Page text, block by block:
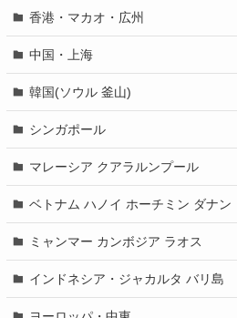
香港・マカオ・広州
中国・上海
韓国(ソウル 釜山)
シンガポール
マレーシア クアラルンプール
ベトナム ハノイ ホーチミン ダナン
ミャンマー カンボジア ラオス
インドネシア・ジャカルタ バリ島